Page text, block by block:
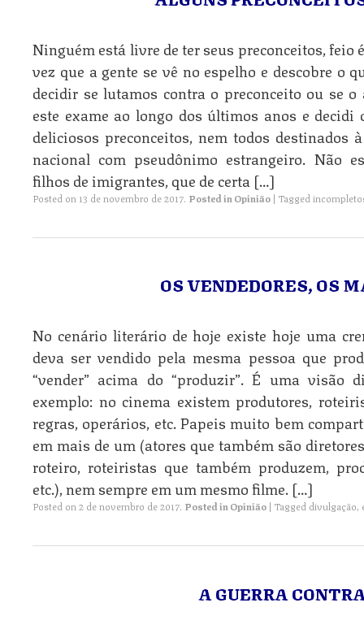
Ninguém está livre de ter seus preconceitos, feio
vez que a gente se vê no espelho e descobre o
decidir se lutamos contra o preconceito ou se
este exame ao longo dos últimos anos e
deliciosos preconceitos, nem todos destinados
nacional com pseudônimo estrangeiro. Não
filhos de imigrantes, que de certa […]
Posted on 13 de novembro de 2017. Posted in Opinião | Tagged
OS VENDEDORES, OS
No cenário literário de hoje existe hoje uma
deva ser vendido pela mesma pessoa que
“vender” acima do “produzir”. É uma visão
exemplo: no cinema existem produtores,
regras, operários, etc. Papeis muito bem
em mais de um (atores que também são
roteiro, roteiristas que também produzem,
etc.), nem sempre em um mesmo filme. […]
Posted on2 de novembro de 2017. Posted inOpinião | Tagged divulgação,
A GUERRA